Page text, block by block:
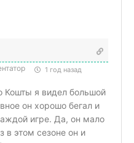
1 год назад
Кошты я видел большой
он хорошо бегал и
игре. Да, он мало
в этом сезоне он и